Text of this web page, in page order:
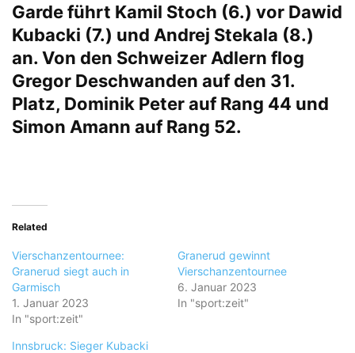
Garde führt Kamil Stoch (6.) vor Dawid
Kubacki (7.) und Andrej Stekala (8.)
an. Von den Schweizer Adlern flog
Gregor Deschwanden auf den 31.
Platz, Dominik Peter auf Rang 44 und
Simon Amann auf Rang 52.
Related
Vierschanzentournee:
Granerud siegt auch in
Garmisch
1. Januar 2023
In "sport:zeit"
Granerud gewinnt
Vierschanzentournee
6. Januar 2023
In "sport:zeit"
Innsbruck: Sieger Kubacki